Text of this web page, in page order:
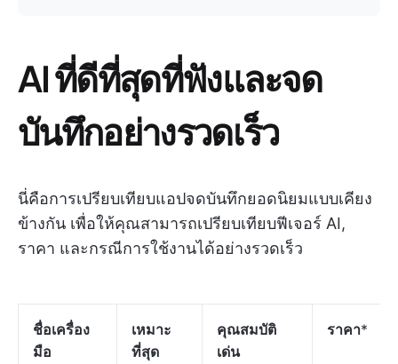
AI ที่ดีที่สุดที่ฟังและจด
บันทึกอย่างรวดเร็ว
นี่คือการเปรียบเทียบแอปจดบันทึกยอดนิยมแบบเคียง
ข้างกัน เพื่อให้คุณสามารถเปรียบเทียบฟีเจอร์ AI,
ราคา และกรณีการใช้งานได้อย่างรวดเร็ว
ชื่อเครื่อง
มือ
เหมาะ
ที่สุด
คุณสมบัติ
เด่น
ราคา*